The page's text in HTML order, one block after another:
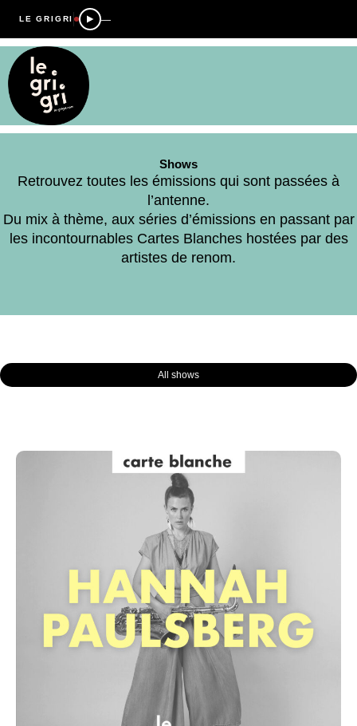
LE GRIGRI —
Shows
Retrouvez toutes les émissions qui sont passées à
l’antenne.
Du mix à thème, aux séries d’émissions en passant par
les incontournables Cartes Blanches hostées par des
artistes de renom.
All shows
Page PagePage PagePage Page